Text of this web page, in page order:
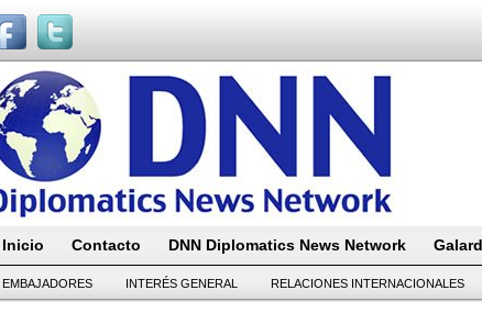
Inicio Contacto DNN Diplomatics News Network
EMBAJADORES INTERÉS GENERAL RELACIONES INTERNACIONALES